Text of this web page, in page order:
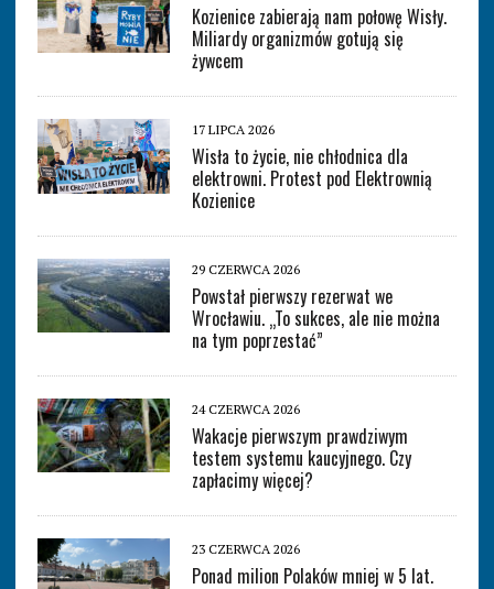
Kozienice zabierają nam połowę Wisły.
Miliardy organizmów gotują się
żywcem
17 LIPCA 2026
Wisła to życie, nie chłodnica dla
elektrowni. Protest pod Elektrownią
Kozienice
29 CZERWCA 2026
Powstał pierwszy rezerwat we
Wrocławiu. „To sukces, ale nie można
na tym poprzestać”
24 CZERWCA 2026
Wakacje pierwszym prawdziwym
testem systemu kaucyjnego. Czy
zapłacimy więcej?
23 CZERWCA 2026
Ponad milion Polaków mniej w 5 lat.